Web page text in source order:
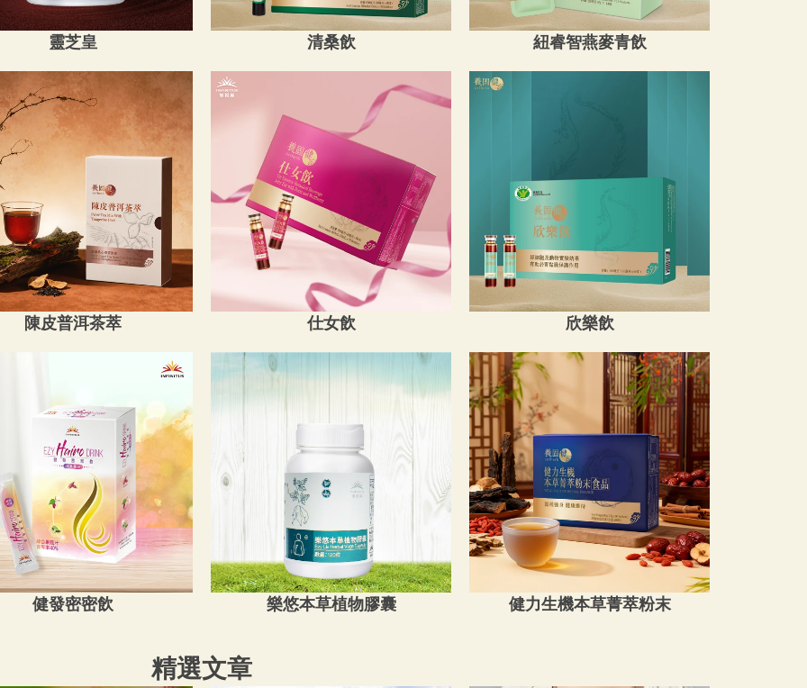
靈芝皇 清桑飲 紐睿智燕麥青飲
陳皮普洱茶萃 仕女飲 欣樂飲
健發密密飲 樂悠本草植物膠囊 健力生機本草菁萃粉末
精選文章